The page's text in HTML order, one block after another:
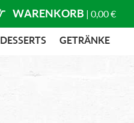
WARENKORB | 0,00 €
DESSERTS GETRÄNKE